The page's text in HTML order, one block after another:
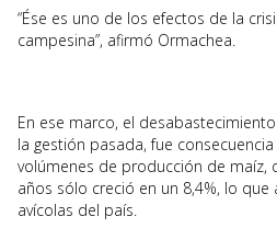
“Ése es uno de los efectos de la
campesina”, afirmó Ormachea.
En ese marco, el
la gestión pasada, fue
volúmenes de producción de maíz,
años sólo creció en un 8,4%, lo
avícolas del país.